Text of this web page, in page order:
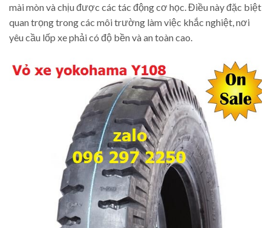
mài mòn và chịu được các tác động cơ học. Điều này đặc biệt
quan trọng trong các môi trường làm việc khắc nghiệt, nơi
yêu cầu lốp xe phải có độ bền và an toàn cao.